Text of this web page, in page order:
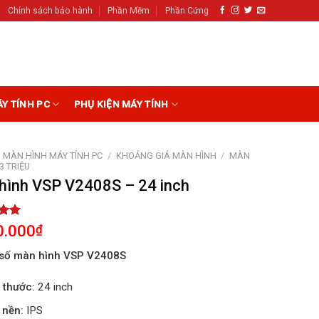
Chính sách bảo hành Phần Mềm Phần Cứng
TÍNH PC PHỤ KIỆN MÁY TÍNH
MÀN HÌNH MÁY TÍNH PC / KHOẢNG GIÁ MÀN HÌNH / MÀN
TRIỆU
VSP V2408S – 24 inch
₫
màn hình VSP V2408S
thước: 24 inch
IPS